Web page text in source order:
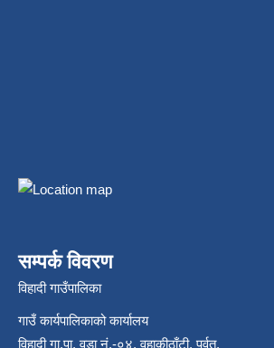
सम्पर्क विवरण
विहादी गाउँपालिका
गाउँ कार्यपालिकाको कार्यालय
विहादी गा.पा. वडा नं.-०४, वहाकीठाँटी, पर्वत,